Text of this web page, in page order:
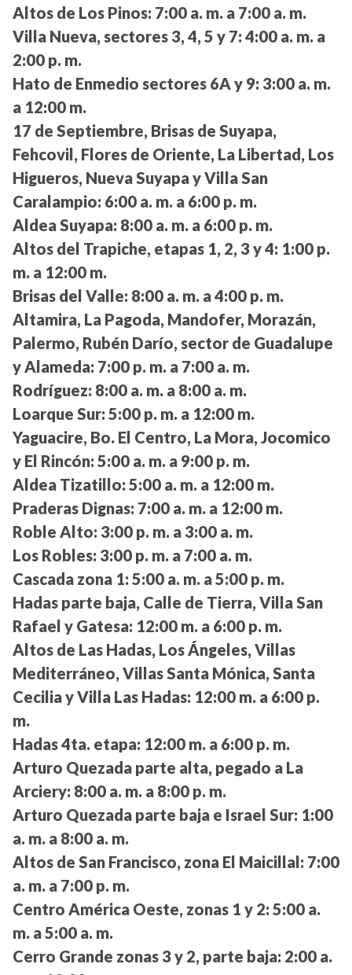
Altos de Los Pinos: 7:00 a. m. a 7:00 a. m.
Villa Nueva, sectores 3, 4, 5 y 7: 4:00 a. m. a
2:00 p. m.
Hato de Enmedio sectores 6A y 9: 3:00 a. m.
a 12:00 m.
17 de Septiembre, Brisas de Suyapa,
Fehcovil, Flores de Oriente, La Libertad, Los
Higueros, Nueva Suyapa y Villa San
Caralampio: 6:00 a. m. a 6:00 p. m.
Aldea Suyapa: 8:00 a. m. a 6:00 p. m.
Altos del Trapiche, etapas 1, 2, 3 y 4: 1:00 p.
m. a 12:00 m.
Brisas del Valle: 8:00 a. m. a 4:00 p. m.
Altamira, La Pagoda, Mandofer, Morazán,
Palermo, Rubén Darío, sector de Guadalupe
y Alameda: 7:00 p. m. a 7:00 a. m.
Rodríguez: 8:00 a. m. a 8:00 a. m.
Loarque Sur: 5:00 p. m. a 12:00 m.
Yaguacire, Bo. El Centro, La Mora, Jocomico
y El Rincón: 5:00 a. m. a 9:00 p. m.
Aldea Tizatillo: 5:00 a. m. a 12:00 m.
Praderas Dignas: 7:00 a. m. a 12:00 m.
Roble Alto: 3:00 p. m. a 3:00 a. m.
Los Robles: 3:00 p. m. a 7:00 a. m.
Cascada zona 1: 5:00 a. m. a 5:00 p. m.
Hadas parte baja, Calle de Tierra, Villa San
Rafael y Gatesa: 12:00 m. a 6:00 p. m.
Altos de Las Hadas, Los Ángeles, Villas
Mediterráneo, Villas Santa Mónica, Santa
Cecilia y Villa Las Hadas: 12:00 m. a 6:00 p.
m.
Hadas 4ta. etapa: 12:00 m. a 6:00 p. m.
Arturo Quezada parte alta, pegado a La
Arciery: 8:00 a. m. a 8:00 p. m.
Arturo Quezada parte baja e Israel Sur: 1:00
a. m. a 8:00 a. m.
Altos de San Francisco, zona El Maicillal: 7:00
a. m. a 7:00 p. m.
Centro América Oeste, zonas 1 y 2: 5:00 a.
m. a 5:00 a. m.
Cerro Grande zonas 3 y 2, parte baja: 2:00 a.